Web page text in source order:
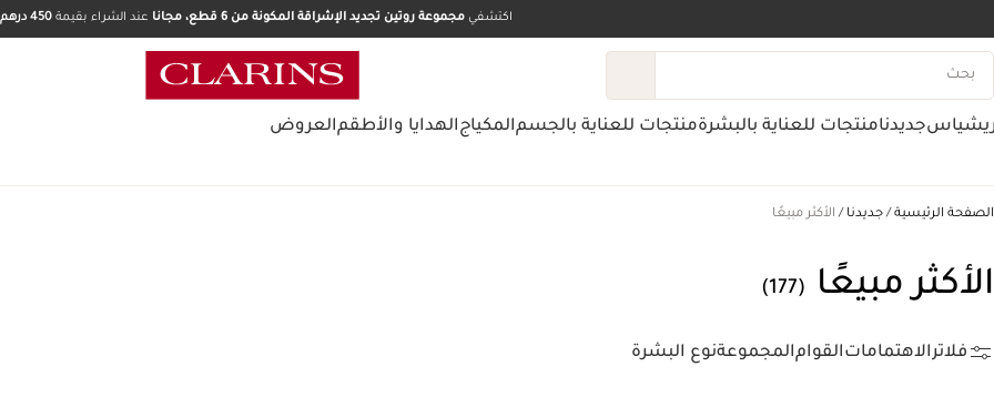
اكتشفي مجموعة روتين تجديد الإشراقة المكونة من 6 قطع، مجانا عند الشراء بقيمة 450 درهم.
جديدنامنتجات للعناية بالبشرةمنتجات للعناية بالجسمالمكياجالهدايا والأطقمالعروض
الصفحة الرئيسية جديدنا الأكثر مبيعًا
الأكثر مبيعًا (177)
فلاترالاهتماماتالقوامالمجموعةنوع البشرة